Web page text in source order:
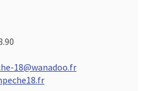
18@wanadoo.fr